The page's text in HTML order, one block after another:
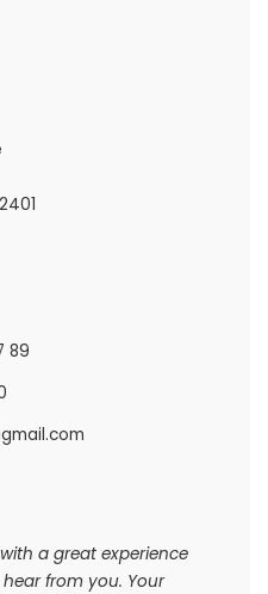
89
a great experience
from you. Your